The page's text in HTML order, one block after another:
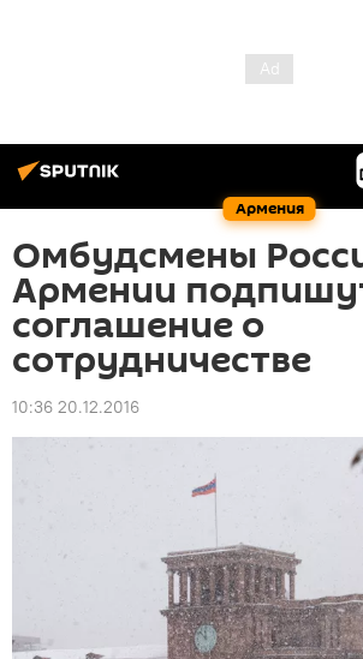
Армения
Омбудсмены
Армении
соглашение о
сотрудничестве
10:36 20.12.2016